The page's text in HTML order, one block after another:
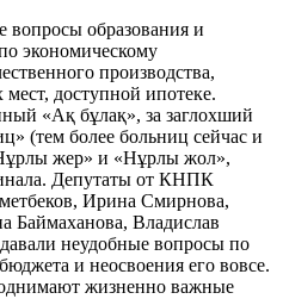
образования и
экономическому
производства,
доступной ипотеке.
«Ақ бұлақ», за заглохший
(тем более больниц сейчас и
жер» и «Нұрлы жол»,
Депутаты от КНПК
Ирина Смирнова,
Баймаханова, Владислав
неудобные вопросы по
и неосвоения его вовсе.
жизненно важные